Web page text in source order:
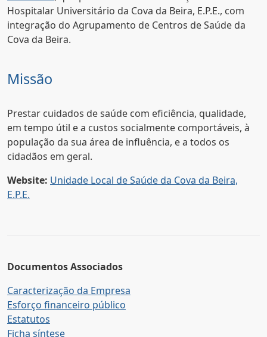
Hospitalar Universitário da Cova da Beira, E.P.E., com
integração do Agrupamento de Centros de Saúde da
Cova da Beira.
Missão
Prestar cuidados de saúde com eficiência, qualidade,
em tempo útil e a custos socialmente comportáveis, à
população da sua área de influência, e a todos os
cidadãos em geral.
Website: Unidade Local de Saúde da Cova da Beira,
E.P.E.
Documentos Associados
Caracterização da Empresa
Esforço financeiro público
Estatutos
Ficha síntese